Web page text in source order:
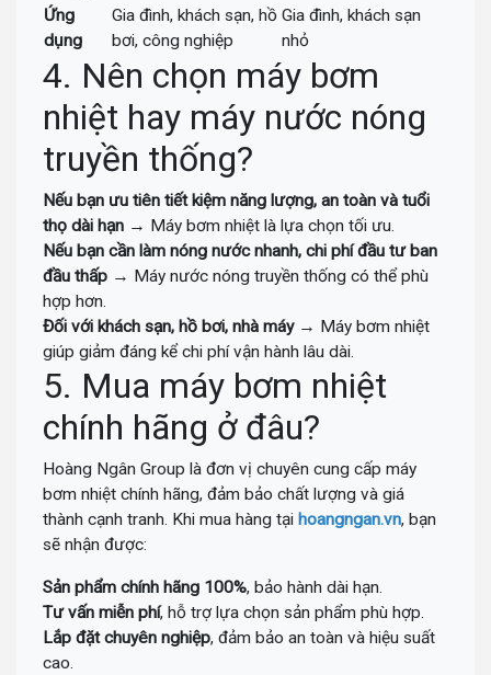
Ứng
dụng
Gia đình, khách sạn, hồ
bơi, công nghiệp
Gia đình, khách sạn
nhỏ
4. Nên chọn máy bơm
nhiệt hay máy nước nóng
truyền thống?
Nếu bạn ưu tiên tiết kiệm năng lượng, an toàn và tuổi
thọ dài hạn → Máy bơm nhiệt là lựa chọn tối ưu.
Nếu bạn cần làm nóng nước nhanh, chi phí đầu tư ban
đầu thấp → Máy nước nóng truyền thống có thể phù
hợp hơn.
Đối với khách sạn, hồ bơi, nhà máy→ Máy bơm nhiệt
giúp giảm đáng kể chi phí vận hành lâu dài.
5. Mua máy bơm nhiệt
chính hãng ở đâu?
Hoàng Ngân Group là đơn vị chuyên cung cấp máy
bơm nhiệt chính hãng, đảm bảo chất lượng và giá
thành cạnh tranh. Khi mua hàng tại hoangngan.vn, bạn
sẽ nhận được:
Sản phẩm chính hãng 100%, bảo hành dài hạn.
Tư vấn miễn phí, hỗ trợ lựa chọn sản phẩm phù hợp.
Lắp đặt chuyên nghiệp, đảm bảo an toàn và hiệu suất
cao.